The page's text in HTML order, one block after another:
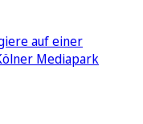
auf einer
Mediapark